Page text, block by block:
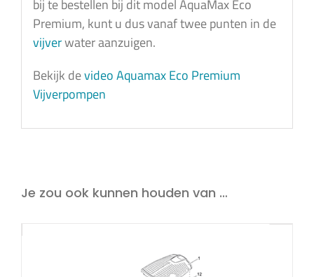
bij te bestellen bij dit model AquaMax Eco
Premium, kunt u dus vanaf twee punten in de
vijverwater aanzuigen.
Bekijk devideo Aquamax Eco Premium
Vijverpompen
Je zou ook kunnen houden van …